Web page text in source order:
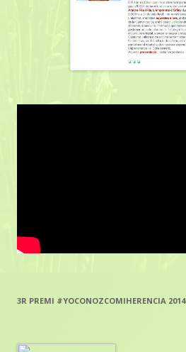
3R PREMI #YOCONOZCOMIHERENCIA 2014